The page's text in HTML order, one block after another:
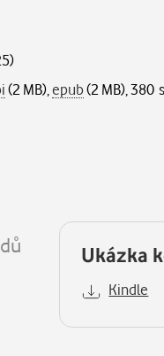
)
(2 MB),epub(2 MB), 380
Ukázka
Kindle